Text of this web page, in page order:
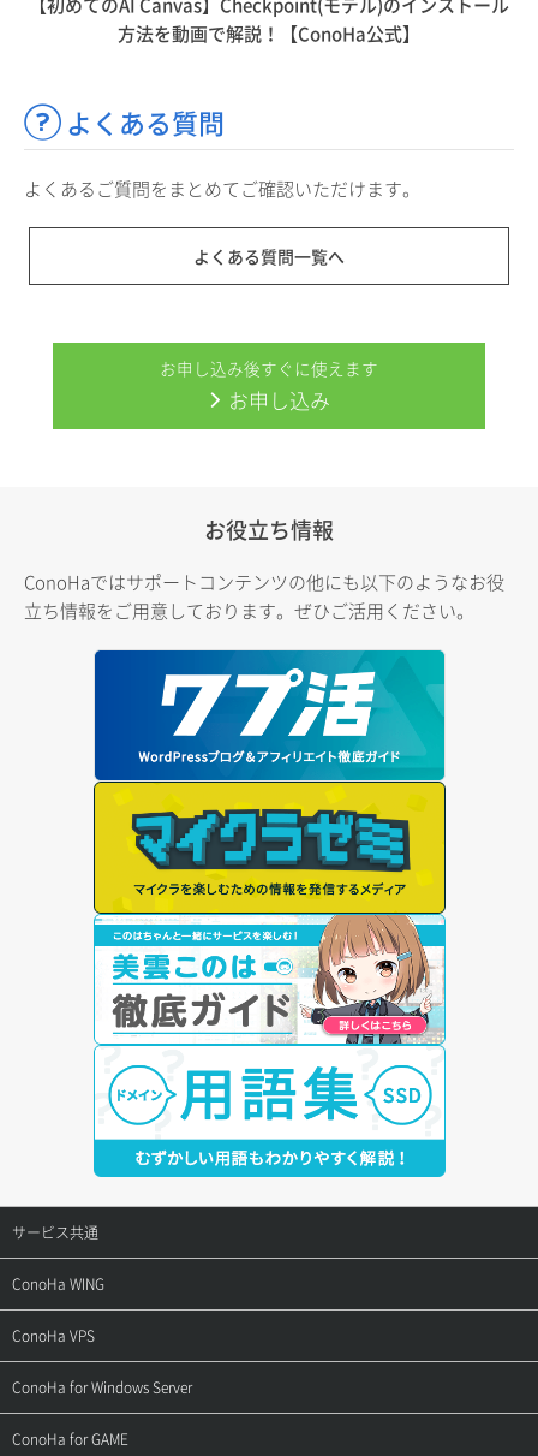
方法を動画で解説！【ConoHa公式】
よくある質問
よくあるご質問をまとめてご確認いただけます。
よくある質問一覧へ
お申し込み後すぐに使えます
お申し込み
お役立ち情報
ConoHaではサポートコンテンツの他にも以下のようなお役
立ち情報をご用意しております。ぜひご活用ください。
サービス共通
サポートトップ
ご契約・お支払い
用語集
ConoHa WING
サポートトップ
ご利用ガイド
ConoHa VPS
サポートトップ
ご利用ガイド
ConoHa for Windows Server
サポートトップ
ConoHa for GAME